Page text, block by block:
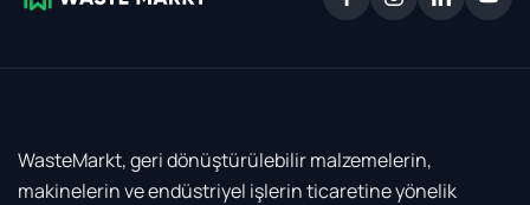
WasteMarkt, geri dönüştürülebilir malzemelerin,
makinelerin ve endüstriyel işlerin ticaretine yönelik